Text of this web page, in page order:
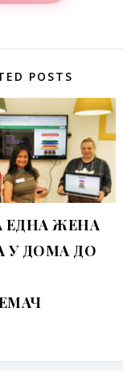
POSTS
ЕДНА ЖЕНА
У ДОМА ДО